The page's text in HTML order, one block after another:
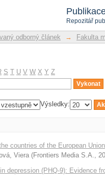
Repozitář
odborný článek → Fakulta
S T U V W X Y Z
Výsledky:
countries of the European Union
Viera (Frontiers Media S.A.,
depression (PHQ-9): Evidence